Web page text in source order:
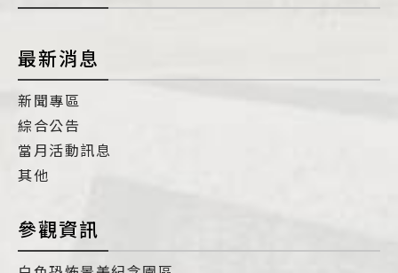
最新消息
新聞專區
綜合公告
當月活動訊息
其他
參觀資訊